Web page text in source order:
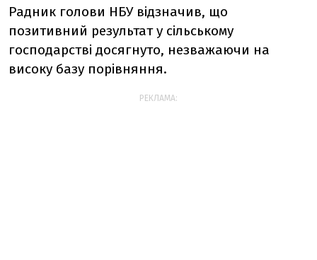
Радник голови НБУ відзначив, що
позитивний результат у сільському
господарстві досягнуто, незважаючи на
високу базу порівняння.
РЕКЛАМА: